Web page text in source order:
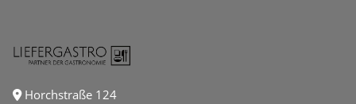
Horchstraße 124